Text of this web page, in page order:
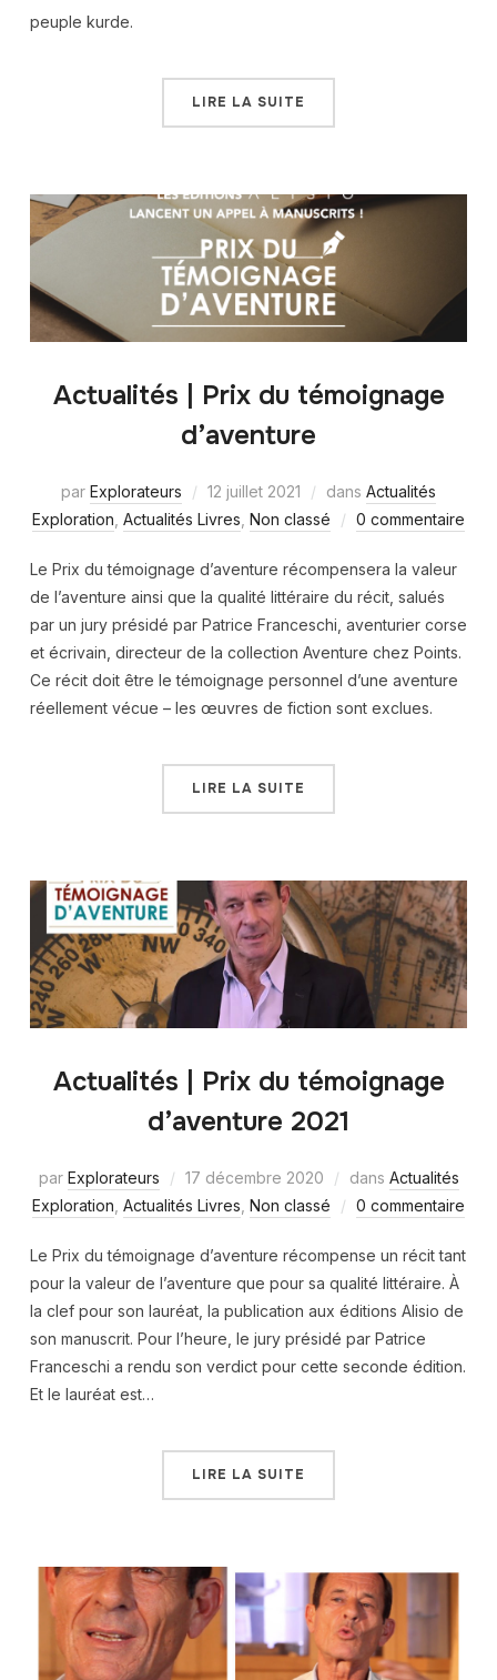
peuple kurde.
LIRE LA SUITE
Actualités | Prix du témoignage
d’aventure
par Explorateurs 12 juillet 2021 dans Actualités
Exploration Actualités Livres Non classé 0 commentaire
Le Prix du témoignage d’aventure récompensera la valeur
de l’aventure ainsi que la qualité littéraire du récit, salués
par un jury présidé par Patrice Franceschi, aventurier corse
et écrivain, directeur de la collection Aventure chez Points.
Ce récit doit être le témoignage personnel d’une aventure
réellement vécue – les œuvres de fiction sont exclues.
LIRE LA SUITE
Actualités | Prix du témoignage
d’aventure 2021
par Explorateurs 17 décembre 2020 dans Actualités
Exploration Actualités Livres Non classé 0 commentaire
Le Prix du témoignage d’aventure récompense un récit tant
pour la valeur de l’aventure que pour sa qualité littéraire. À
la clef pour son lauréat, la publication aux éditions Alisio de
son manuscrit. Pour l’heure, le jury présidé par Patrice
Franceschi a rendu son verdict pour cette seconde édition.
Et le lauréat est…
LIRE LA SUITE